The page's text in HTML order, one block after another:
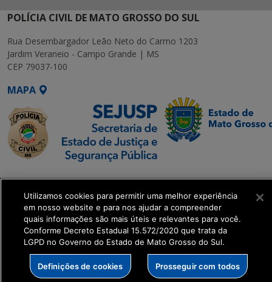
POLÍCIA CIVIL DE MATO GROSSO DO SUL
Rua Desembargador Leão Neto do Carmo 1203
Jardim Veraneio - Campo Grande | MS
CEP 79037-100
MAPA
SETDIG | Secretaria-
Executiva de
Transformação Digital
get_footer();
Utilizamos cookies para permitir uma melhor experiência
em nosso website e para nos ajudar a compreender
quais informações são mais úteis e relevantes para você.
Conforme Decreto Estadual 15.572/2020 que trata da
LGPD no Governo do Estado de Mato Grosso do Sul.
Definições de cookies Prosseguir com todos